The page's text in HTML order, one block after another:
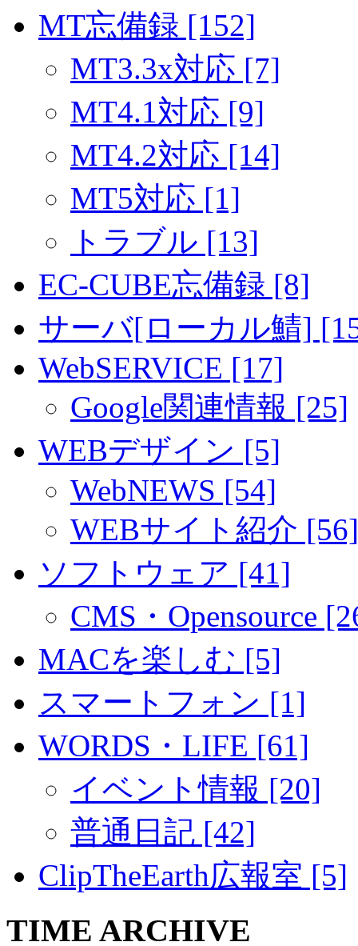
MT忘備録 [152]
MT3.3x対応 [7]
MT4.1対応 [9]
MT4.2対応 [14]
MT5対応 [1]
トラブル [13]
EC-CUBE忘備録 [8]
サーバ[ローカル鯖]
WebSERVICE [17]
Google関連情報 [25]
WEBデザイン [5]
WebNEWS [54]
WEBサイト紹介 [56]
ソフトウェア [41]
CMS・Opensource
MACを楽しむ [5]
スマートフォン [1]
WORDS・LIFE [61]
イベント情報 [20]
普通日記 [42]
ClipTheEarth広報室 [5]
TIME ARCHIVE